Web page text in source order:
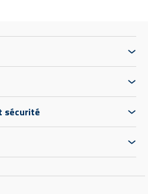
sécurité